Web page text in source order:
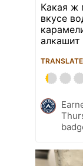
Какая ж
вкусе
алкашит
TRANSLATE